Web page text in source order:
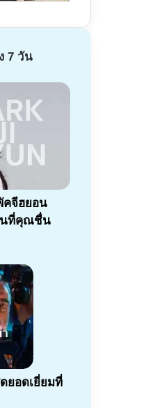
7 วัน
คจีฮยอน
นที่คุณชื่น
ยอดเยี่ยมที่